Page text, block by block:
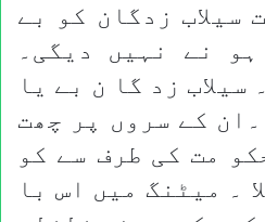
سیلاب زدگان کو بے
نے نہیں دیگی۔
سیلاب زد گا ن بے یا
کے سروں پر چھت
مت کی طرف سے کو
۔ میٹنگ میں اس با